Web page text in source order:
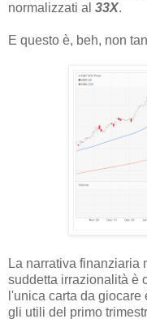
normalizzati al 33X.
E questo è, beh, non
La narrativa finanziaria
suddetta irrazionalità è
l'unica carta da
gli utili del primo